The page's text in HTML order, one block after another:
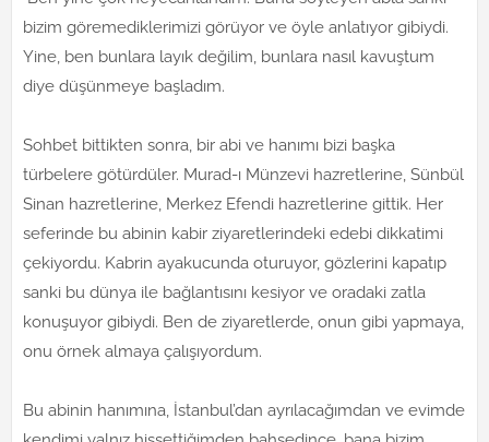
bizim göremediklerimizi görüyor ve öyle anlatıyor gibiydi.
Yine, ben bunlara layık değilim, bunlara nasıl kavuştum
diye düşünmeye başladım.
Sohbet bittikten sonra, bir abi ve hanımı bizi başka
türbelere götürdüler. Murad-ı Münzevi hazretlerine, Sünbül
Sinan hazretlerine, Merkez Efendi hazretlerine gittik. Her
seferinde bu abinin kabir ziyaretlerindeki edebi dikkatimi
çekiyordu. Kabrin ayakucunda oturuyor, gözlerini kapatıp
sanki bu dünya ile bağlantısını kesiyor ve oradaki zatla
konuşuyor gibiydi. Ben de ziyaretlerde, onun gibi yapmaya,
onu örnek almaya çalışıyordum.
Bu abinin hanımına, İstanbul’dan ayrılacağımdan ve evimde